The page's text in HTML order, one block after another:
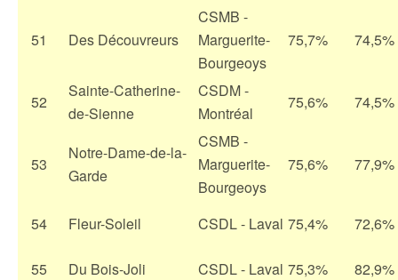
51 Des Découvreurs
CSMB -
Marguerite-
Bourgeoys
75,7% 74,5%
52
Sainte-Catherine-
de-Sienne
CSDM -
Montréal
75,6% 74,5%
53
Notre-Dame-de-la-
Garde
CSMB -
Marguerite-
Bourgeoys
75,6% 77,9%
54 Fleur-Soleil CSDL - Laval 75,4% 72,6%
55 Du Bois-Joli CSDL - Laval 75,3% 82,9%